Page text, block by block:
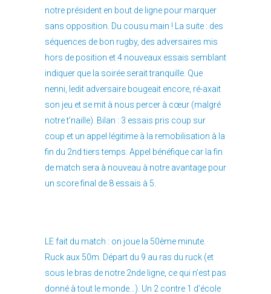
notre président en bout de ligne pour marquer
sans opposition. Du cousu main ! La suite : des
séquences de bon rugby, des adversaires mis
hors de position et 4 nouveaux essais semblant
indiquer que la soirée serait tranquille. Que
nenni, ledit adversaire bougeait encore, ré-axait
son jeu et se mit à nous percer à cœur (malgré
notre t’naille). Bilan : 3 essais pris coup sur
coup et un appel légitime à la remobilisation à la
fin du 2nd tiers temps. Appel bénéfique car la fin
de match sera à nouveau à notre avantage pour
un score final de 8 essais à 5.
LE fait du match : on joue la 50ème minute.
Ruck aux 50m. Départ du 9 au ras du ruck (et
sous le bras de notre 2nde ligne, ce qui n’est pas
donné à tout le monde…). Un 2 contre 1 d’école